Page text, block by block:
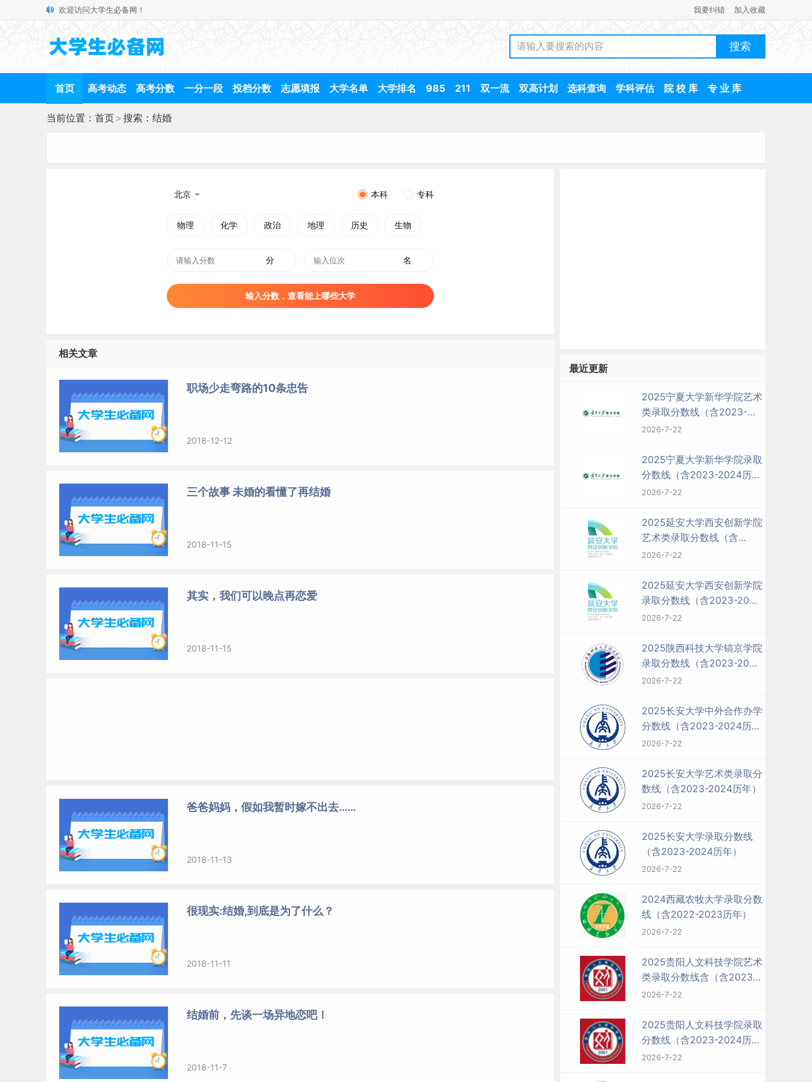
欢迎访问大学生必备网！ 我要纠错 加入收藏
首页 高考动态 高考分数 一分一段 投档分数 志愿填报 大学名单 大学排名 985 211 双一流 双高计划 选科查询 学科评估 院 校 库 专 业 库
当前位置： 首页> 搜索：结婚
北京 本科 专科
物理 化学 政治 地理 历史 生物
分 名
输入分数，查看能上哪些大学
相关文章
职场少走弯路的10条忠告
2018-12-12
三个故事 未婚的看懂了再结婚
2018-11-15
其实，我们可以晚点再恋爱
2018-11-15
爸爸妈妈，假如我暂时嫁不出去……
2018-11-13
很现实:结婚,到底是为了什么？
2018-11-11
结婚前，先谈一场异地恋吧！
2018-11-7
最近更新
2025宁夏大学新华学院艺术
类录取分数线（含2023-
2024历年）
2026-7-22
2025宁夏大学新华学院录取
分数线（含2023-2024历
年）
2026-7-22
2025延安大学西安创新学院
艺术类录取分数线（含
2023-2024历年）
2026-7-22
2025延安大学西安创新学院
录取分数线（含2023-2024
历年）
2026-7-22
2025陕西科技大学镐京学院
录取分数线（含2023-2024
历年）
2026-7-22
2025长安大学中外合作办学
分数线（含2023-2024历
年）
2026-7-22
2025长安大学艺术类录取分
数线（含2023-2024历年）
2026-7-22
2025长安大学录取分数线
（含2023-2024历年）
2026-7-22
2024西藏农牧大学录取分数
线（含2022-2023历年）
2026-7-22
2025贵阳人文科技学院艺术
类录取分数线含（含2023-
2024历年）
2026-7-22
2025贵阳人文科技学院录取
分数线（含2023-2024历
年）
2026-7-22